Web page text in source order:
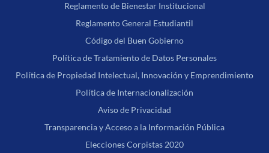
Reglamento de Bienestar Institucional
Reglamento General Estudiantil
Código del Buen Gobierno
Política de Tratamiento de Datos Personales
Política de Propiedad Intelectual, Innovación y Emprendimiento
Política de Internacionalización
Aviso de Privacidad
Transparencia y Acceso a la Información Pública
Elecciones Corpistas 2020